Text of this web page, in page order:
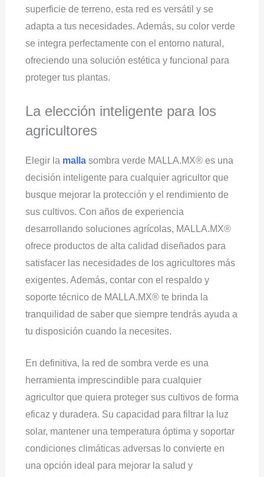
superficie de terreno, esta red es versátil y se
adapta a tus necesidades. Además, su color verde
se integra perfectamente con el entorno natural,
ofreciendo una solución estética y funcional para
proteger tus plantas.
La elección inteligente para los
agricultores
Elegir la mallasombra verde MALLA.MX® es una
decisión inteligente para cualquier agricultor que
busque mejorar la protección y el rendimiento de
sus cultivos. Con años de experiencia
desarrollando soluciones agrícolas, MALLA.MX®
ofrece productos de alta calidad diseñados para
satisfacer las necesidades de los agricultores más
exigentes. Además, contar con el respaldo y
soporte técnico de MALLA.MX® te brinda la
tranquilidad de saber que siempre tendrás ayuda a
tu disposición cuando la necesites.
En definitiva, la red de sombra verde es una
herramienta imprescindible para cualquier
agricultor que quiera proteger sus cultivos de forma
eficaz y duradera. Su capacidad para filtrar la luz
solar, mantener una temperatura óptima y soportar
condiciones climáticas adversas lo convierte en
una opción ideal para mejorar la salud y